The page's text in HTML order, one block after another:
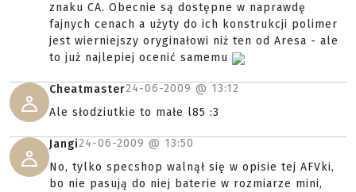
znaku CA. Obecnie są dostępne w naprawdę
fajnych cenach a użyty do ich konstrukcji polimer
jest wierniejszy oryginałowi niż ten od Aresa - ale
to już najlepiej ocenić samemu
Cheatmaster24-06-2009 @ 13:12
Ale słodziutkie to małe l85 :3
Jangi24-06-2009 @ 13:50
No, tylko specshop walnął się w opisie tej AFVki,
bo nie pasują do niej baterie w rozmiarze mini,